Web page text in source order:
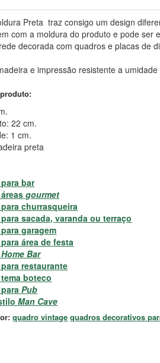
Preta traz consigo um design
com a moldura do produto e pode ser
decorada com quadros e placas de
e impressão resistente a
22 cm.
1 cm.
preta
bar
gourmet
churrasqueira
sacada, varanda ou terraço
garagem
área de festa
Home Bar
restaurante
boteco
paraPub
Man Cave
quadro vintage quadros decorativos